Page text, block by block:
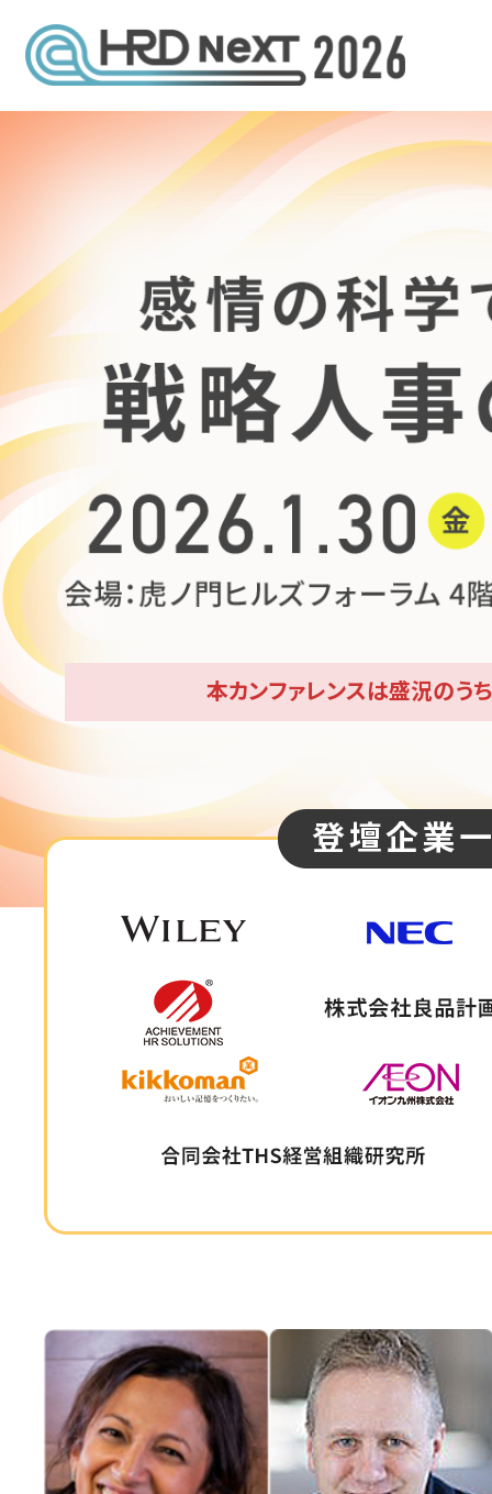
本カンファレンスは盛況のう